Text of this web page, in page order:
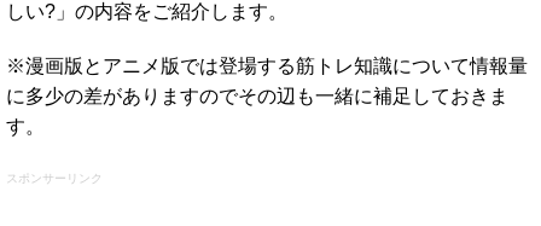
しい?」の内容をご紹介します。
※漫画版とアニメ版では登場する筋トレ知識について情報量
に多少の差がありますのでその辺も一緒に補足しておきま
す。
スポンサーリンク